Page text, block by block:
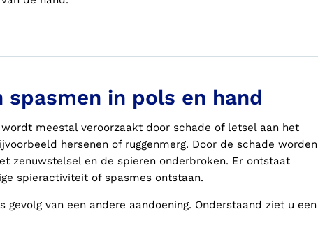
spasmen in pols en hand
meestal veroorzaakt door schade of letsel aan het
hersenen of ruggenmerg. Door de schade worden
zenuwstelsel en de spieren onderbroken. Er ontstaat
spieractiviteit of spasmes ontstaan.
gevolg van een andere aandoening. Onderstaand ziet u een